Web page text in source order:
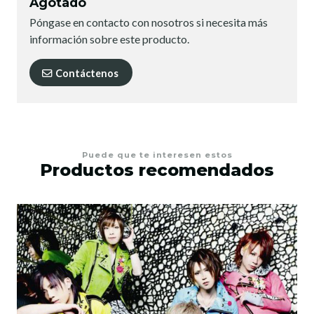
Póngase en contacto con nosotros si necesita más
información sobre este producto.
Contáctenos
Puede que te interesen estos
Productos recomendados